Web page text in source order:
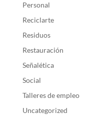
Personal
Reciclarte
Residuos
Restauración
Señalética
Social
Talleres de empleo
Uncategorized